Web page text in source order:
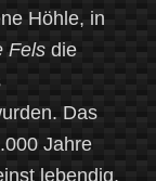
Höhle, in
Fels die
Das
Jahre
lebendig,